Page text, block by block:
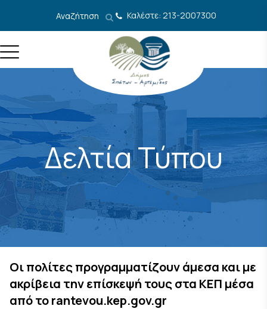
Αναζήτηση Καλέστε: 213-2007300
Δελτία Τύπου
Οι πολίτες προγραμματίζουν άμεσα και με
ακρίβεια την επίσκεψή τους στα ΚΕΠ μέσα
από το rantevou.kep.gov.gr